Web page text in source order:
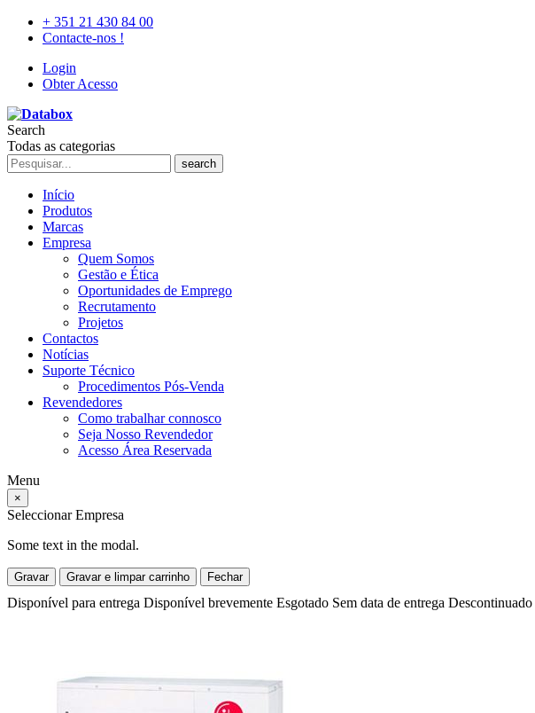
+ 351 21 430 84 00
Contacte-nos !
Login
Obter Acesso
Search
Todas as categorias
search
Início
Produtos
Marcas
Empresa
Quem Somos
Gestão e Ética
Oportunidades de Emprego
Recrutamento
Projetos
Contactos
Notícias
Suporte Técnico
Procedimentos Pós-Venda
Revendedores
Como trabalhar connosco
Seja Nosso Revendedor
Acesso Área Reservada
Menu
×
Seleccionar Empresa
Some text in the modal.
Gravar Gravar e limpar carrinho Fechar
Disponível para entrega Disponível brevemente Esgotado Sem data de entrega Descontinuado